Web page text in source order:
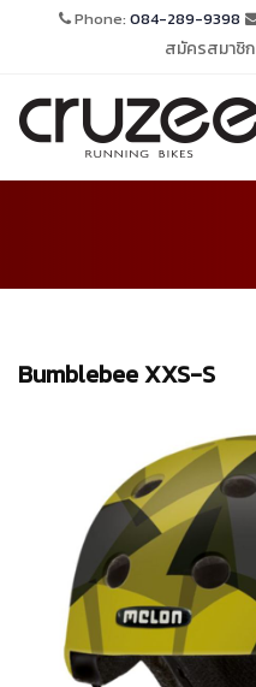
Phone: 084-289-9398
สมัครสมาชิก
Bumblebee XXS-S